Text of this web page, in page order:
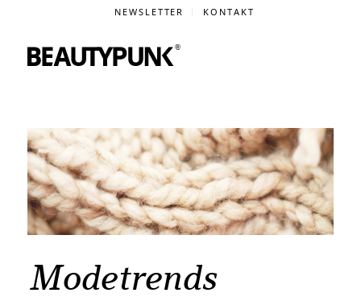
NEWSLETTER KONTAKT
Modetrends